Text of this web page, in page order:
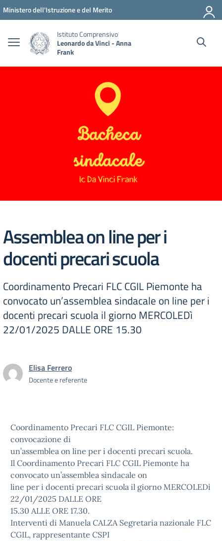
Vai ai contenuti
Vai al menu di navigazione
Vai al footer
Ministero dell'Istruzione e del Merito
Istituto Comprensivo
Leonardo da Vinci - Anna
Frank
Assemblea on line per i
docenti precari scuola
Coordinamento Precari FLC CGIL Piemonte ha
convocato un’assemblea sindacale on line per i
docenti precari scuola il giorno MERCOLEDì
22/01/2025 DALLE ORE 15.30
Elisa Ferrero
Docente e referente
Coordinamento Precari FLC CGIL Piemonte:
convocazione di
un’assemblea on line per i docenti precari scuola.
Il Coordinamento Precari FLC CGIL Piemonte ha
convocato un’assemblea sindacale on
line per i docenti precari scuola il giorno MERCOLEDì
22/01/2025 DALLE ORE
15.30 ALLE ORE 17.30.
Interventi di Manuela CALZA Segretaria nazionale FLC
CGIL, rappresentante CSPI